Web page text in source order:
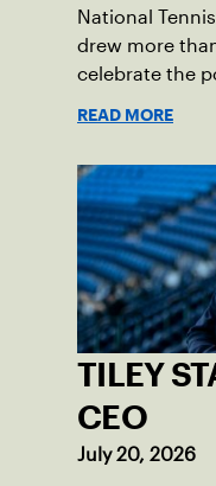
National
drew more
celebrate the
READ MORE
TILEY
CEO
July 20, 2026